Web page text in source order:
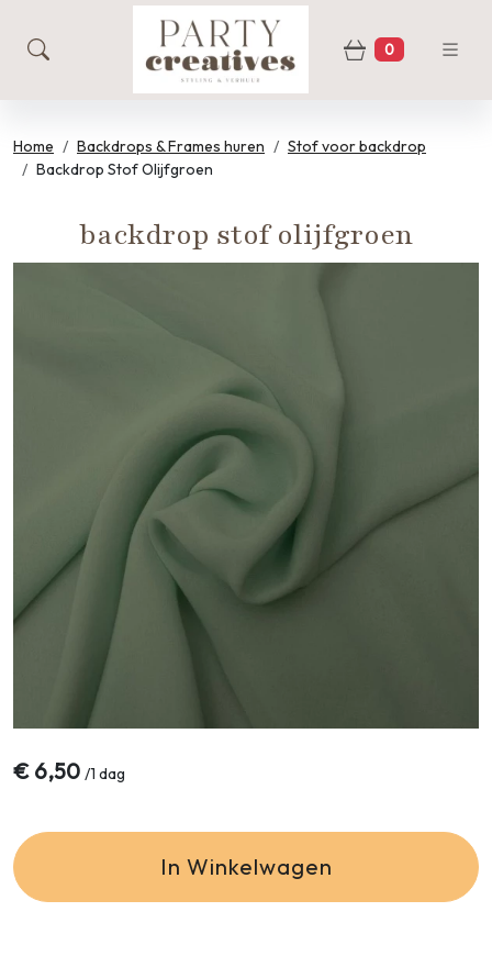
zoeken
0
Home Backdrops & Frames huren
Stof voor backdrop
Backdrop Stof Olijfgroen
backdrop stof olijfgroen
€ 6,50 /1 dag
In Winkelwagen